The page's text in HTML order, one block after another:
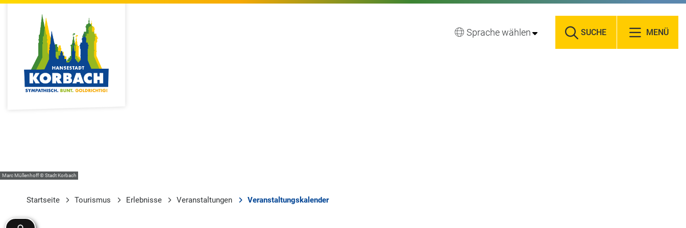
Sprache wählen SUCHE MENÜ
Marc Müllenhoff © Stadt Korbach
Startseite Tourismus Erlebnisse Veranstaltungen Veranstaltungskalender